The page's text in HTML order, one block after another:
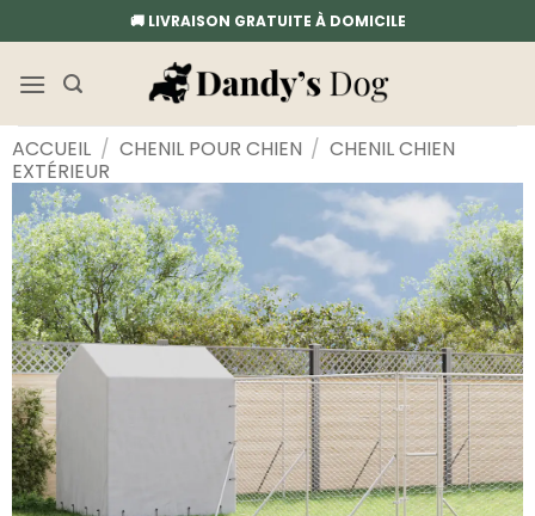
au
contenu
🚚 LIVRAISON GRATUITE À DOMICILE
ACCUEIL / CHENIL POUR CHIEN / CHENIL CHIEN
EXTÉRIEUR